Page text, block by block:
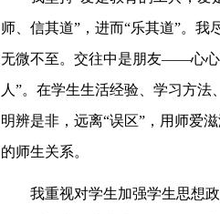
师、信其道”，进而“乐其道”。
无微不至。交往中是朋友——心
人”。在学生生活经验、学习方
明辨是非，远离“误区”，用师爱
的师生关系。
我重视对学生加强学生思想